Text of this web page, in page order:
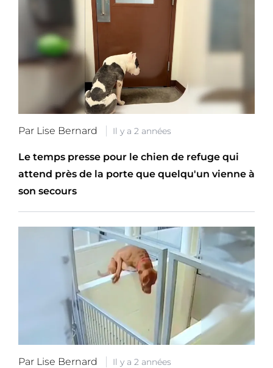
Par Lise Bernard Il y a 2 années
Le temps presse pour le chien de refuge qui
attend près de la porte que quelqu'un vienne à
son secours
Par Lise Bernard Il y a 2 années